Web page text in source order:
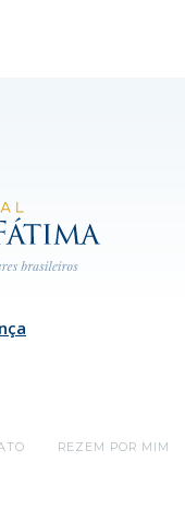
REZEM POR MIM